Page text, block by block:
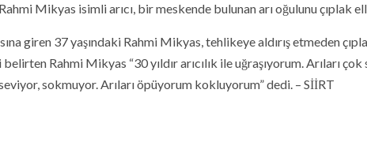
Mikyas isimli arıcı, bir meskende bulunan arı oğulunu çıplak
giren 37 yaşındaki Rahmi Mikyas, tehlikeye aldırış etmeden
Rahmi Mikyas “30 yıldır arıcılık ile uğraşıyorum. Arıları
sokmuyor. Arıları öpüyorum kokluyorum” dedi. – SİİRT